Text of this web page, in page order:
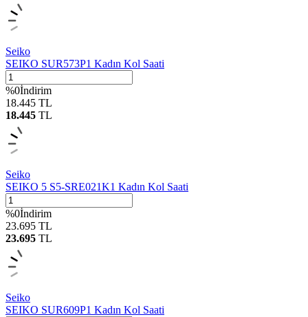
Seiko
SEIKO SUR573P1 Kadın Kol Saati
%0İndirim
18.445 TL
18.445 TL
Seiko
SEIKO 5 S5-SRE021K1 Kadın Kol Saati
%0İndirim
23.695 TL
23.695 TL
Seiko
SEIKO SUR609P1 Kadın Kol Saati